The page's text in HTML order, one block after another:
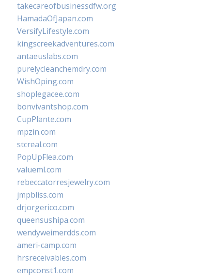
takecareofbusinessdfw.org
HamadaOfJapan.com
VersifyLifestyle.com
kingscreekadventures.com
antaeuslabs.com
purelycleanchemdry.com
WishOping.com
shoplegacee.com
bonvivantshop.com
CupPlante.com
mpzin.com
stcreal.com
PopUpFlea.com
valueml.com
rebeccatorresjewelry.com
jmpbliss.com
drjorgerico.com
queensushipa.com
wendyweimerdds.com
ameri-camp.com
hrsreceivables.com
empconst1.com